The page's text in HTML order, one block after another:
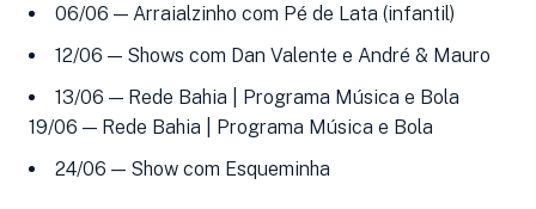
06/06 — Arraialzinho com Pé de Lata (infantil)
12/06 — Shows com Dan Valente e André & Mauro
13/06 — Rede Bahia | Programa Música e Bola
19/06 — Rede Bahia | Programa Música e Bola
24/06 — Show com Esqueminha